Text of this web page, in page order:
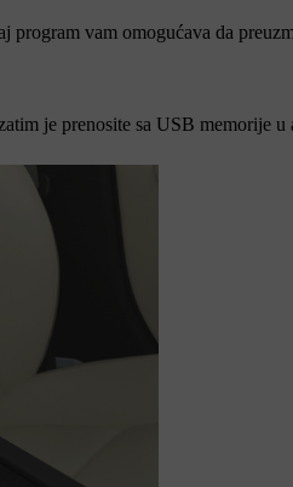
vam omogućava da
je prenosite sa USB memorije u